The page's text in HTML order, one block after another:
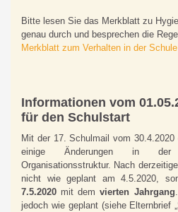
Bitte lesen Sie das Merkblatt zu
genau durch und besprechen die
Merkblatt zum Verhalten in der
Informationen vom
für den Schulstart
Mit der 17. Schulmail vom
einige Änderungen in der
Organisationsstruktur. Nach
nicht wie geplant am 4.5.2020,
7.5.2020 mit dem vierten Jahrgang
jedoch wie geplant (siehe Elternbrief